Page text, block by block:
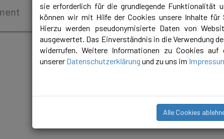
Service & Support Planungstools
sie erforderlich für die grundlegende Funktionalität
können wir mit Hilfe der Cookies unsere Inhalte für
Hierzu werden pseudonymisierte Daten von
ausgewertet. Das Einverständnis in die Verwendung
widerrufen. Weitere Informationen zu Cookies
unserer Datenschutzerklärung und zu uns im
Alle Cookies